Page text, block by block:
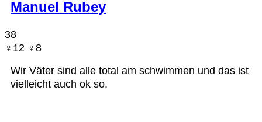
Manuel Rubey
38
♀︎12 ♀︎8
Wir Väter sind alle total am schwimmen und das ist
vielleicht auch ok so.